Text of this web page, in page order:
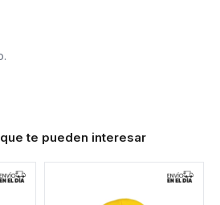
te pueden interesar